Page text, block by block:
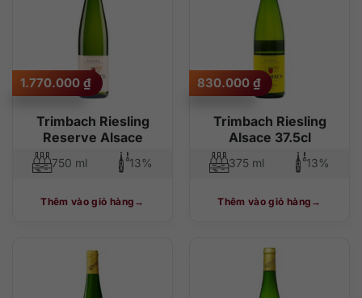
Trimbach Riesling
Reserve Alsace
1.770.000 ₫
750 ml 13%
Thêm vào giỏ hàng
Trimbach Riesling
Alsace 37.5cl
830.000 ₫
375 ml 13%
Thêm vào giỏ hàng